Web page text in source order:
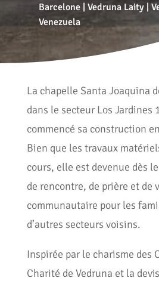
Barcelone| Vedruna Laity|
Venezuela
La chapelle Santa Joaquina
dans le secteur Los Jardines
commencé sa construction
Bien que les travaux
cours, elle est devenue dès
de rencontre, de prière et de
communautaire pour les
d’autres secteurs voisins.
Inspirée par le charisme des
Charité de Vedruna et la